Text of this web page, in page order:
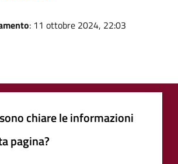
: 11 ottobre 2024, 22:03
chiare le informazioni
pagina?